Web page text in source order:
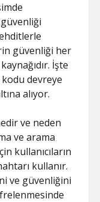
güvenliği
güvenliği her
İşte
devreye
alıyor.
ve neden
ve arama
kullanıcıların
kullanır.
ve güvenliğini